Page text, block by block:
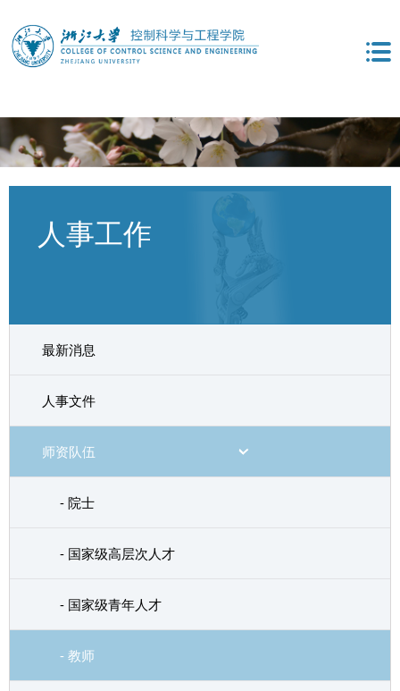
人事工作
最新消息
人事文件
师资队伍
- 院士
- 国家级高层次人才
- 国家级青年人才
- 教师